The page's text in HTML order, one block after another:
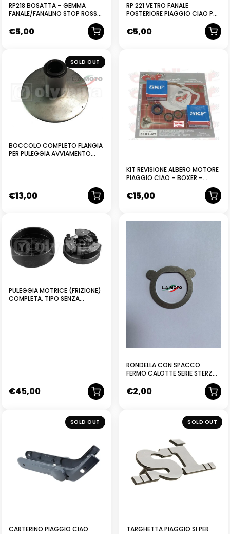
RP218 BOSATTA – GEMMA
FANALE/FANALINO STOP ROSSO
POSTERIORE PER PIAGGIO SI 50
€5,00
RP 221 VETRO FANALE
POSTERIORE PIAGGIO CIAO PX
€5,00
SOLD OUT
BOCCOLO COMPLETO FLANGIA
PER PULEGGIA AVVIAMENTO
€13,00
KIT REVISIONE ALBERO MOTORE
PIAGGIO CIAO – BOXER –
€15,00
PULEGGIA MOTRICE (FRIZIONE)
COMPLETA. TIPO SENZA
€45,00
RONDELLA CON SPACCO
FERMO CALOTTE SERIE STERZO
ORIGINALE PIAGGIO SI 189298
€2,00
SOLD OUT
CARTERINO PIAGGIO CIAO
SOLD OUT
TARGHETTA PIAGGIO SI PER